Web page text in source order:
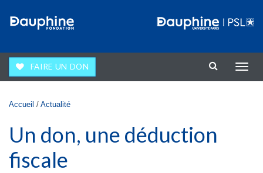
FAIRE UN DON
la
Vous êtes ici
Accueil / Actualité
Un don, une déduction
fiscale